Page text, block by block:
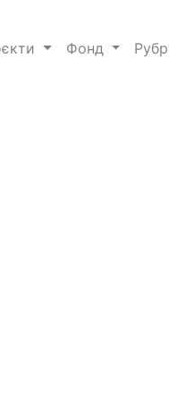
Фонд